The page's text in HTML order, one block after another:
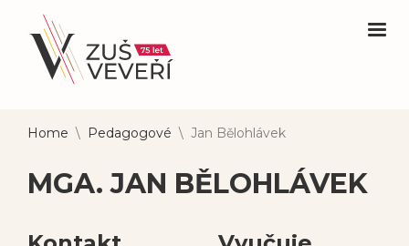
Home \ Pedagogové \ Jan Bělohlávek
MGA. JAN BĚLOHLÁVEK